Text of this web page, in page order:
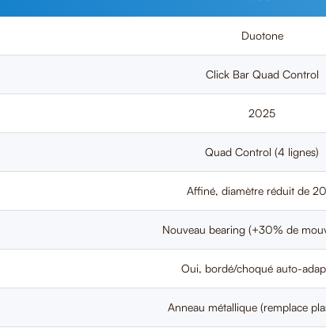
Duotone
Click Bar Quad Control
2025
Quad Control (4 lignes)
Affiné, diamètre réduit de
Nouveau bearing (+30% de
Oui, bordé/choqué auto-
Anneau métallique (remplace